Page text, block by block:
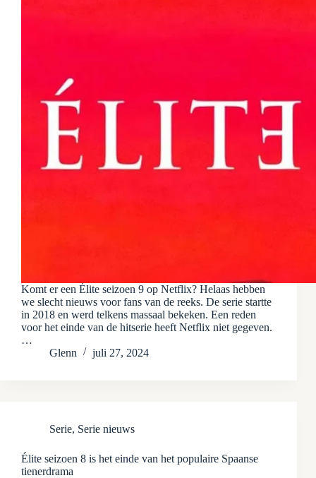
Komt er een Élite seizoen 9 op Netflix? Helaas hebben
we slecht nieuws voor fans van de reeks. De serie startte
in 2018 en werd telkens massaal bekeken. Een reden
voor het einde van de hitserie heeft Netflix niet gegeven.
…
Glenn
juli 27, 2024
Serie, Serie nieuws
Élite seizoen 8 is het einde van het populaire Spaanse
tienerdrama